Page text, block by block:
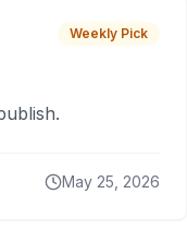
Weekly Pick
May 25, 2026